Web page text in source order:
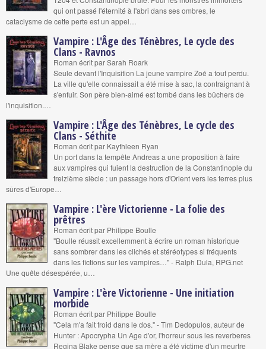
qui ont passé l'éternité à l'abri dans ses ombres, le
cataclysme de cette perte est un appel…
Vampire : L'Âge des Ténèbres, Le cycle des
Clans - Ravnos
Roman écrit par Sarah Roark
Seule devant l'Inquisition La jeune vampire Zoé a tout perdu.
La ville qu'elle connaissait a été mise à sac, la contraignant à
s'enfuir. Son père bien-aimé est tombé dans les bûchers de
l'inquisition.…
Vampire : L'Âge des Ténèbres, Le cycle des
Clans - Séthite
Roman écrit par Kaythleen Ryan
Un port dans la tempête Andreas a une proposition à faire
aux vampires qui fuient la destruction de la Constantinople du
treizième siècle : un passage hors d'Orient vers les terres plus
sûres d'Europe…
Vampire : L'ère Victorienne - La folie des
prêtres
Roman écrit par Philippe Boulle
"Boulle réussit excellemment à écrire un roman historique
sans sombrer dans les clichés et stéréotypes si fréquents
dans les fictions sur les vampires…" - Ralph Dula, RPG.net
Une quête désespérée, u…
Vampire : L'ère Victorienne - Une initiation
morbide
Roman écrit par Philippe Boulle
"Cela m'a fait froid dans le dos." - Tim Dedopulos, auteur de
Hunter : Apocrypha Un Age d'or, l'horreur sous les reverberes
Regina Blake pense que sa mère a été victime d'un meurtre